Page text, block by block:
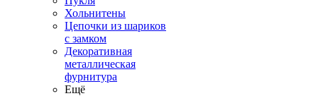
Хольнитены
Цепочки из шариков
с замком
Декоративная
металлическая
фурнитура
Ещё